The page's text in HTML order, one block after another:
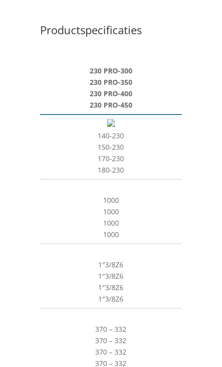
Productspecificaties
230 PRO-300
230 PRO-350
230 PRO-400
230 PRO-450
140-230
150-230
170-230
180-230
1000
1000
1000
1000
1″3/8Z6
1″3/8Z6
1″3/8Z6
1″3/8Z6
370 – 332
370 – 332
370 – 332
370 – 332